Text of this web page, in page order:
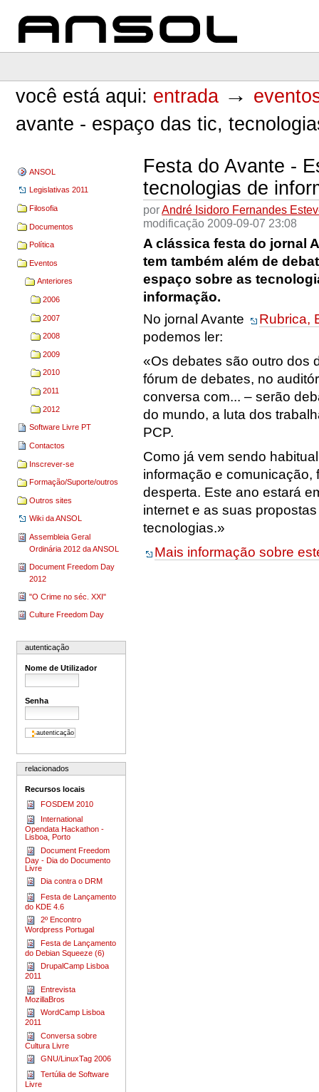
conteúdo.
navegação
ANSOL
você está aqui: entrada →
avante - espaço das tic,
ANSOL
Legislativas 2011
Filosofia
Documentos
Política
Eventos
Anteriores
2006
2007
2008
2009
2010
2011
2012
Software Livre PT
Contactos
Inscrever-se
Formação/Suporte/outros
Outros sites
Wiki da ANSOL
Assembleia Geral
Ordinária 2012 da ANSOL
Document Freedom Day
2012
"O Crime no séc. XXI"
Culture Freedom Day
autenticação
Nome de Utilizador
Senha
relacionados
Recursos locais
FOSDEM 2010
International
Opendata Hackathon -
Lisboa, Porto
Document Freedom
Day - Dia do Documento
Livre
Dia contra o DRM
Festa de Lançamento
do KDE 4.6
2º Encontro
Wordpress Portugal
Festa de Lançamento
do Debian Squeeze (6)
DrupalCamp Lisboa
2011
Entrevista
MozillaBros
Word­Camp Lis­boa
2011
Conversa sobre
Cultura Livre
GNU/LinuxTag 2006
Tertúlia de Software
Livre
Festa do Avante -
tecnologias de
porAndré Isidoro Fernandes
modificação 2009-09-07 23:08
A clássica festa do jornal
tem também além de
espaço sobre as
informação.
No jornal Avante
Rubrica,
podemos ler:
«Os debates são outro dos
fórum de debates, no
conversa com... – serão
do mundo, a luta dos
PCP.
Como já vem sendo
informação e
desperta. Este ano estará
internet e as suas
tecnologias.»
Mais informação sobre